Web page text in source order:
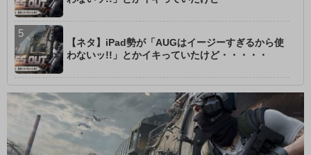
【ネタ】iPad勢が「AUGはイージーすぎるから使
わないッ!!」とかイキっていたけど・・・・・